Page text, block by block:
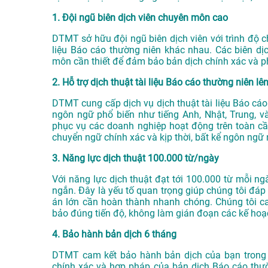
1. Đội ngũ biên dịch viên chuyên môn cao
DTMT sở hữu đội ngũ biên dịch viên với trình độ
liệu Báo cáo thường niên khác nhau. Các biên
môn cần thiết để đảm bảo bản dịch chính xác và
2. Hỗ trợ dịch thuật tài liệu Báo cáo thường niên
DTMT cung cấp dịch vụ dịch thuật tài liệu Báo
ngôn ngữ phổ biến như tiếng Anh, Nhật, Trung,
phục vụ các doanh nghiệp hoạt động trên toàn
chuyển ngữ chính xác và kịp thời, bất kể ngôn
3. Năng lực dịch thuật 100.000 từ/ngày
Với năng lực dịch thuật đạt tới 100.000 từ mỗi
ngắn. Đây là yếu tố quan trọng giúp chúng tôi
án lớn cần hoàn thành nhanh chóng. Chúng tôi
bảo đúng tiến độ, không làm gián đoạn các kế
4. Bảo hành bản dịch 6 tháng
DTMT cam kết bảo hành bản dịch của bạn